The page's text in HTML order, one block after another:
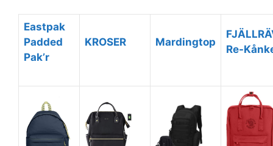
Eastpak
Padded
Pak’r
KROSER Mardingtop
Re-